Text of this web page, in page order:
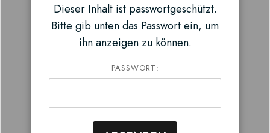
Dieser Inhalt ist passwortgeschützt.
Bitte gib unten das Passwort ein, um
ihn anzeigen zu können.
PASSWORT: